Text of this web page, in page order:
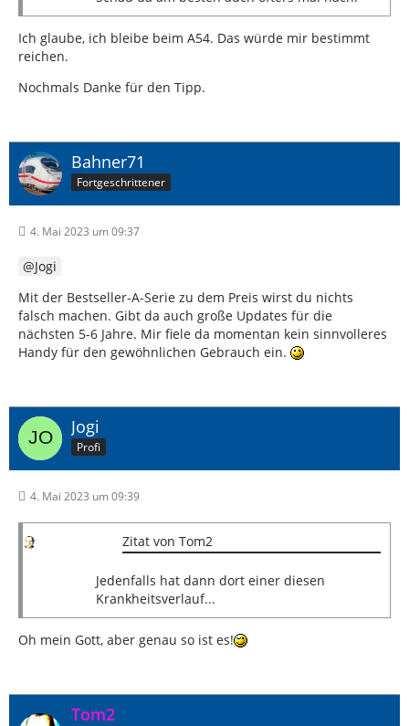
Ich glaube, ich bleibe beim A54. Das würde mir bestimmt
reichen.
Nochmals Danke für den Tipp.
Bahner71
Fortgeschrittener
4. Mai 2023 um 09:37
Jogi
Mit der Bestseller-A-Serie zu dem Preis wirst du nichts
falsch machen. Gibt da auch große Updates für die
nächsten 5-6 Jahre. Mir fiele da momentan kein sinnvolleres
Handy für den gewöhnlichen Gebrauch ein.
Jogi
Profi
4. Mai 2023 um 09:39
Zitat von Tom2
Jedenfalls hat dann dort einer diesen
Krankheitsverlauf...
Oh mein Gott, aber genau so ist es!
Tom2